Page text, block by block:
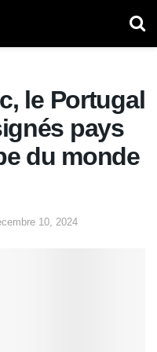
le Portugal
pays
du monde
10, 2024